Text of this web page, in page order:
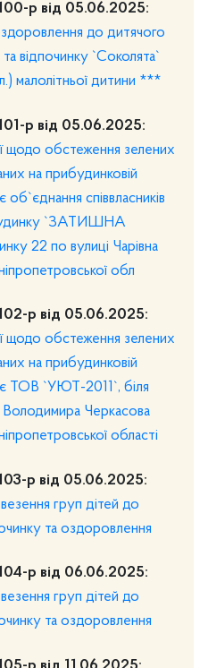
р від 05.06.2025:
до дитячого
відпочинку `Соколята`
малолітньої дитини ***
р від 05.06.2025:
щодо обстеження зелених
на прибудинковій
об`єднання співвласників
`ЗАТИШНА
22 по вулиці Чарівна
обл
р від 05.06.2025:
щодо обстеження зелених
на прибудинковій
ТОВ `УЮТ-2011`, біля
Черкасова
області
р від 05.06.2025:
груп дітей до
та оздоровлення
р від 06.06.2025:
груп дітей до
та оздоровлення